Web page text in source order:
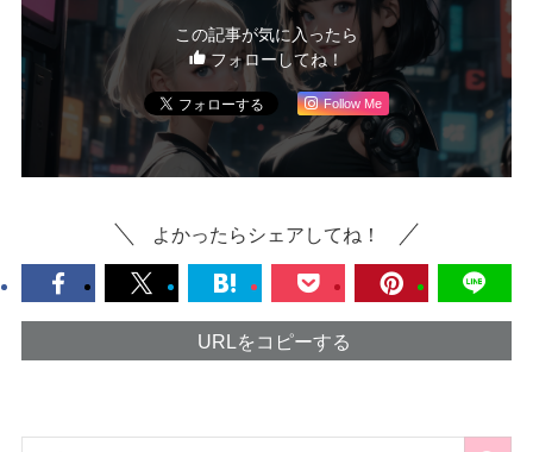
この記事が気に入ったら
フォローしてね！
Follow Me
よかったらシェアしてね！
URLをコピーする